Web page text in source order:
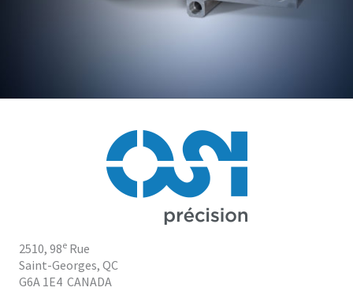
2510, 98e Rue
Saint-Georges, QC
G6A 1E4 CANADA